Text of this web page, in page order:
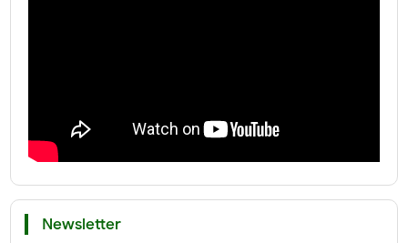
Newsletter